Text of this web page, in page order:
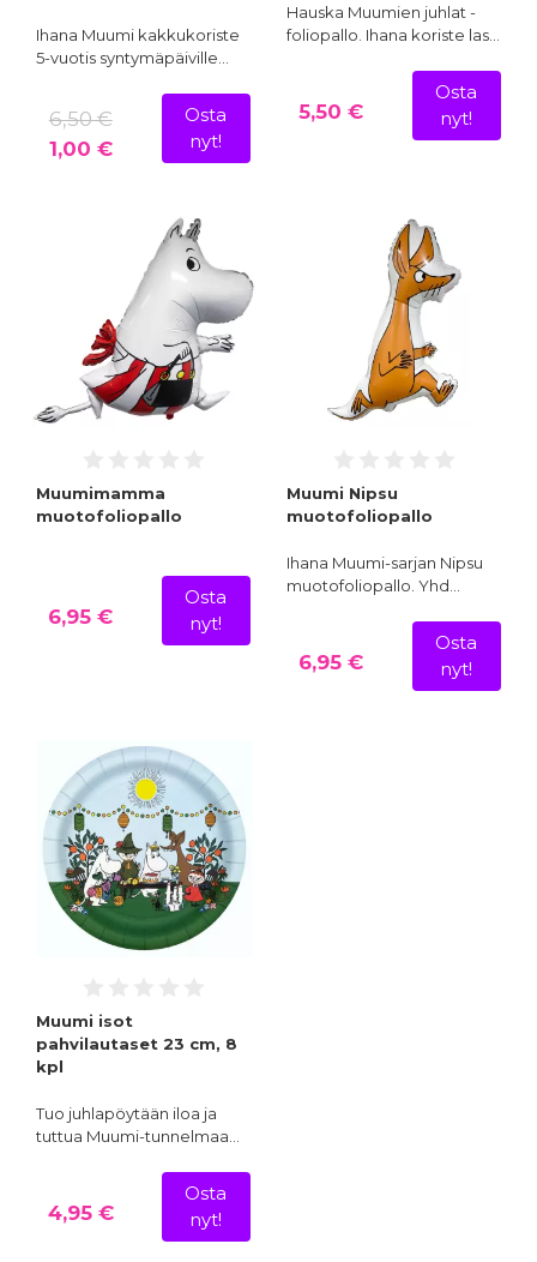
Ihana Muumi kakkukoriste
5-vuotis syntymäpäiville…
6,50 €
1,00 €
Osta
nyt!
Hauska Muumien juhlat -
foliopallo. Ihana koriste las…
5,50 €
Osta
nyt!
Muumimamma
muotofoliopallo
6,95 €
Osta
nyt!
Muumi Nipsu
muotofoliopallo
Ihana Muumi-sarjan Nipsu
muotofoliopallo. Yhd…
6,95 €
Osta
nyt!
Muumi isot
pahvilautaset 23 cm, 8
kpl
Tuo juhlapöytään iloa ja
tuttua Muumi-tunnelmaa…
4,95 €
Osta
nyt!